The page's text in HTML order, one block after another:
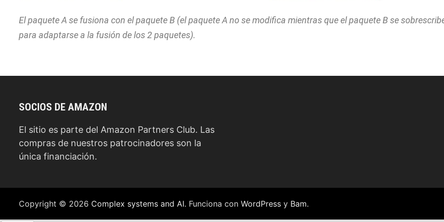
El paquete A se fusiona con el paquete B (el paquete A no se modifica mientras que el paquete B se
para adaptarse a la fusión de los 2 paquetes).
SOCIOS DE AMAZON
El sitio es parte del Amazon Partners Club. Las
compras de nuestros patrocinadores son la
única financiación.
Copyright © 2026 Complex systems and AI. Funciona conWordPress y Bam.